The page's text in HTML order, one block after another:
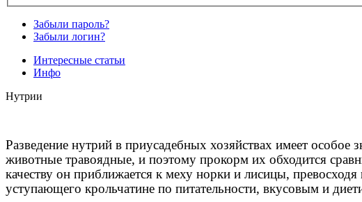
Забыли пароль?
Забыли логин?
Интересные статьи
Инфо
Нутрии
Разведение нутрий в приусадебных хозяйствах имеет
животные травоядные, и поэтому прокорм их обходится
качеству он приближается к меху норки и лисицы,
уступающего крольчатине по питательности, вкусовым и